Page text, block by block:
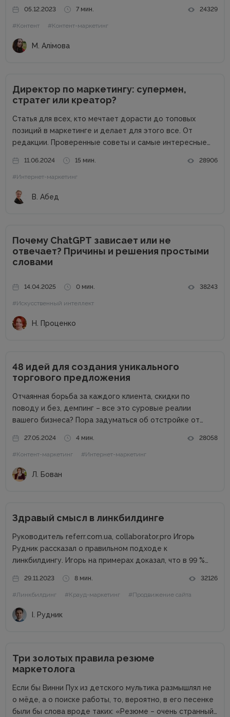
несколько размытая, но все же ясная – мне
предлагалась позиция...
05.12.2023 7 мин. 24329
#Контент #Контент-маркетинг
М. Алімова
Директор по маркетингу: супермен,
стратег или креатор?
Статья для всех, кто мечтает дорасти до топовых
позиций в маркетинге и делает для этого все. От
редакции. Проверенные советы и самые интересные
на наш телеграм-канал и получайте каждую неделю
новую порцию...
11.06.2024 15 мин. 28906
#Интернет-маркетинг
В. Абед
Почему ChatGPT зависает или не
отвечает? Причины и решения простыми
словами
14.04.2025 0 мин. 38243
#Искусственный интеллект
Н. Проценко
48 идей для создания уникального
торгового предложения
Отчаянная борьба за каждого клиента, скидки по
поводу и без, демпинг – все это суровые реалии
вашего бизнеса? Пора задуматься об отстройке от
как выделиться среди аналогичных компаний, привлечь
внимание к продуктам...
27.05.2024 4 мин. 28058
#Контент-маркетинг #Интернет-маркетинг
Л. Бован
Здравый смысл в линкбилдинге
Руководитель referr.com.ua, collaborator.pro Игорь
Рудник рассказал о правильном подходе к
линкбилдингу. Игорь на примерах доказал, что в 99 %
Сайты можно продвигать множеством способов, среди
которых есть и PBN. При этом PBN разделяются...
29.11.2023 8 мин. 32126
#Линкбилдинг #Крауд-маркетинг #Продвижение сайта
І. Рудник
Три золотых правила резюме
маркетолога
Если бы Винни Пух из детского мультика размышлял не
о мёде, а о поиске работы, то, вероятно, в его песенке
были бы слова вроде таких: «Резюме – очень странный